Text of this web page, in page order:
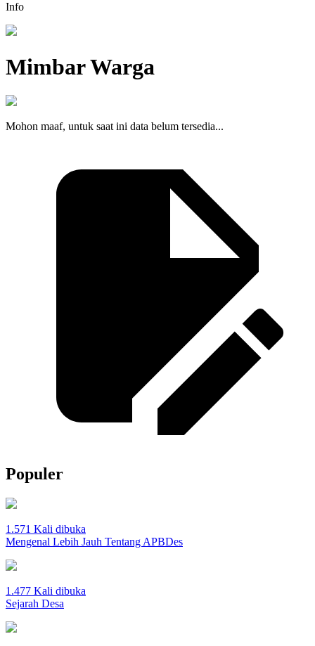
Info
Mimbar Warga
Mohon maaf, untuk saat ini data belum tersedia...
Populer
1.571 Kali dibuka
Mengenal Lebih Jauh Tentang APBDes
1.477 Kali dibuka
Sejarah Desa